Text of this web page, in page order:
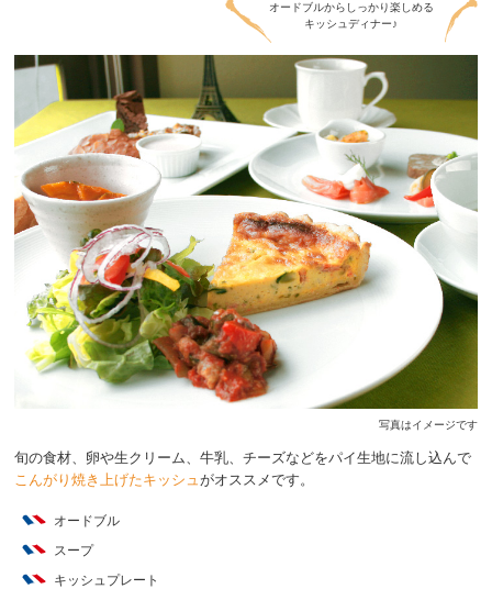
オードブルからしっかり楽しめる
キッシュディナー♪
写真はイメージです
旬の食材、卵や生クリーム、牛乳、チーズなどをパイ生地に流し込んで
こんがり焼き上げたキッシュがオススメです。
オードブル
スープ
キッシュプレート